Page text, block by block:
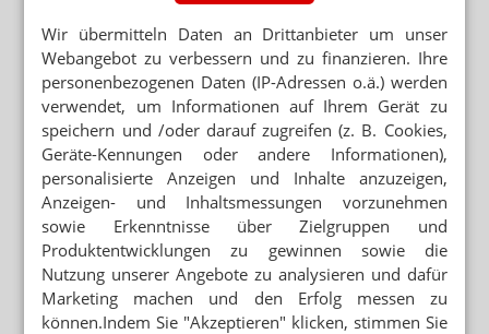
Wir übermitteln Daten an Drittanbieter um unser
Webangebot zu verbessern und zu finanzieren. Ihre
personenbezogenen Daten (IP-Adressen o.ä.) werden
verwendet, um Informationen auf Ihrem Gerät zu
speichern und /oder darauf zugreifen (z. B. Cookies,
Geräte-Kennungen oder andere Informationen),
personalisierte Anzeigen und Inhalte anzuzeigen,
Anzeigen- und Inhaltsmessungen vorzunehmen
sowie Erkenntnisse über Zielgruppen und
Produktentwicklungen zu gewinnen sowie die
Nutzung unserer Angebote zu analysieren und dafür
Marketing machen und den Erfolg messen zu
können.Indem Sie "Akzeptieren" klicken, stimmen Sie
APORETRO – DER SATIRISCHE WOCHENRÜCKBLICK
Apotheken sollen Heizlüfter und Sandsäcke abgeben
STREICHUNG DER ERSTATTUNGSFÄHIGKEIT
Cannabisversorgung: Lob für GKV und KBV
Mehr aus Ressort
„DIESE REGIERUNG MUSS WEG“
Protest gegen die Bundesregierung
MEHR HITZETOTE
Hitzeschutz: Was tut die Bundesregierung?